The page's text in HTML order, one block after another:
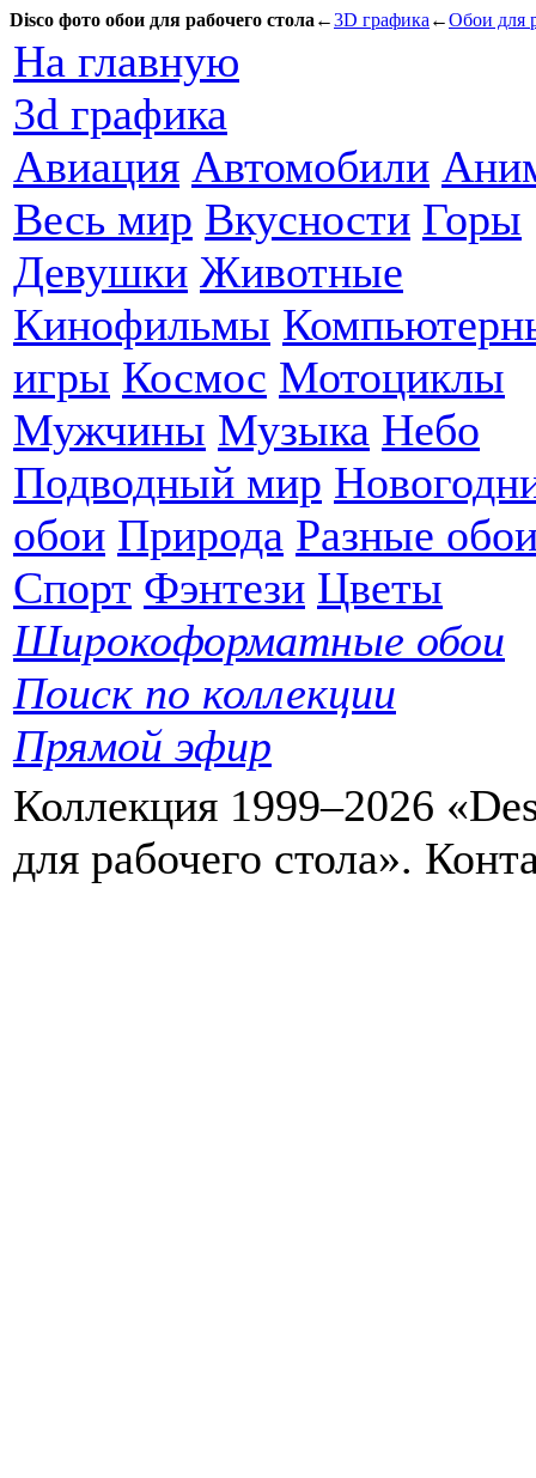
Disco фото обои для рабочего стола ←3D графика ←Обои для
На главную
3d графика
Авиация Автомобили
Весь мир Вкусности Горы
Девушки Животные
Кинофильмы
игры Космос Мотоциклы
Мужчины Музыка Небо
Подводный мир
обои Природа Разные
Спорт Фэнтези Цветы
Широкоформатные обои
Поиск по коллекции
Прямой эфир
Коллекция 1999–2026
для рабочего стола».